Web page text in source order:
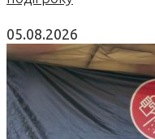
05.08.2026